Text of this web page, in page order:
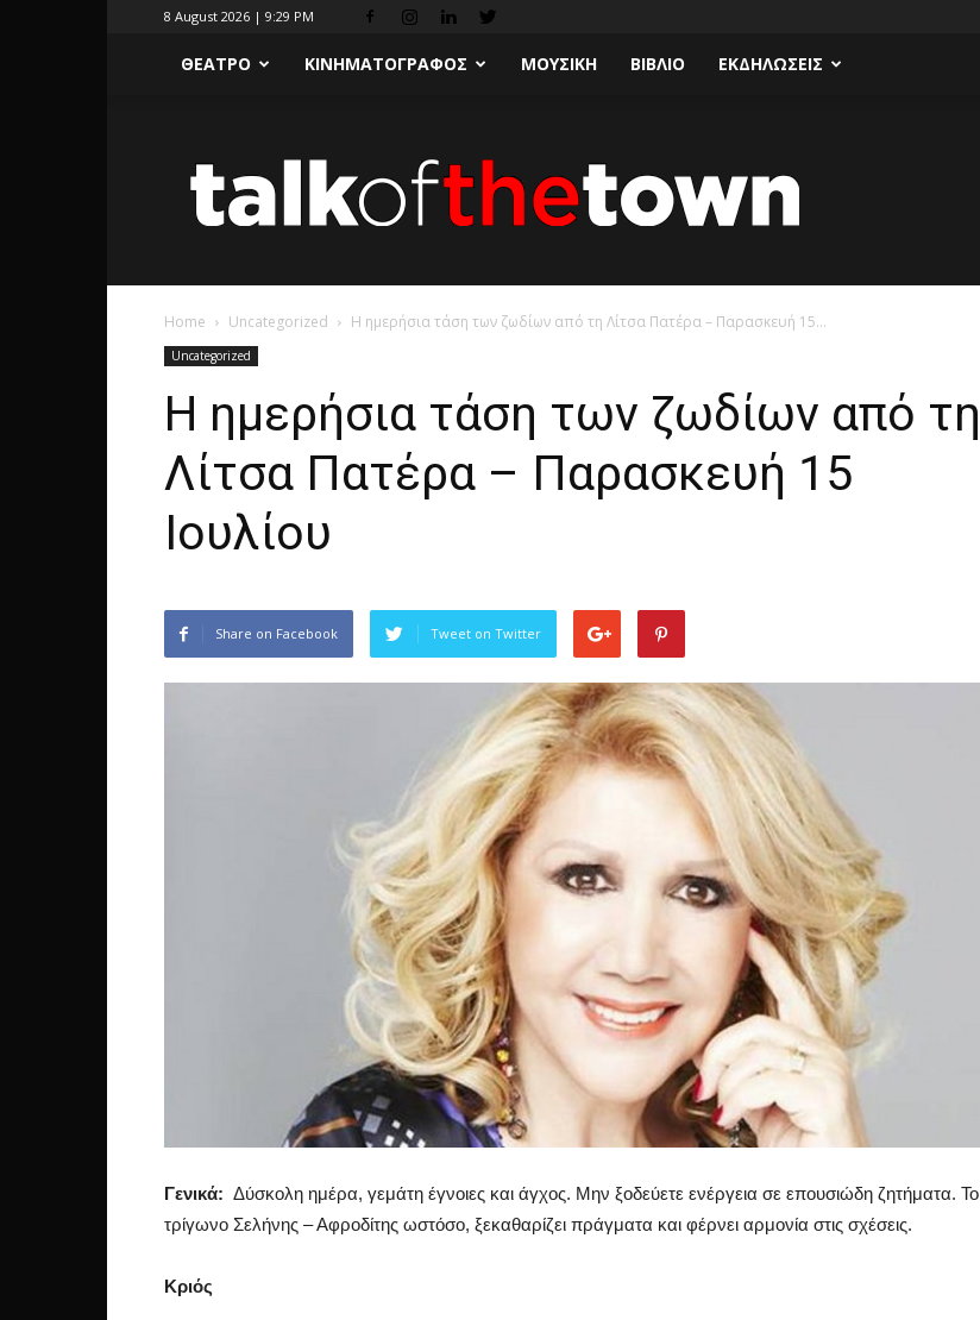
8 August 2026 | 9:29 PM
ΘΕΑΤΡΟ ΚΙΝΗΜΑΤΟΓΡΑΦΟΣ ΜΟΥΣΙΚΗ ΒΙΒΛΙΟ ΕΚΔΗΛΩΣΕΙΣ
Town
Home Uncategorized H ημερήσια τάση των ζωδίων από τη Λίτσα Πατέρα – Παρασκευή 15...
Uncategorized
H ημερήσια τάση των ζωδίων από τη
Λίτσα Πατέρα – Παρασκευή 15
Ιουλίου
Share on Facebook Tweet on Twitter
Γενικά: Δύσκολη ημέρα, γεμάτη έγνοιες και άγχος. Μην ξοδεύετε ενέργεια σε επουσιώδη ζητήματα. Το
τρίγωνο Σελήνης – Αφροδίτης ωστόσο, ξεκαθαρίζει πράγματα και φέρνει αρμονία στις σχέσεις.
Κριός